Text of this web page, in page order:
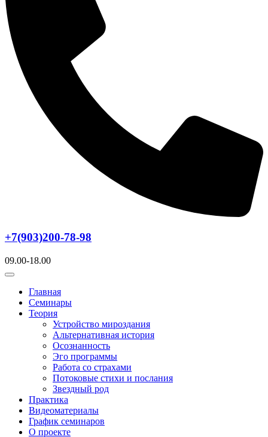
+7(903)200-78-98
09.00-18.00
Главная
Семинары
Теория
Устройство мироздания
Альтернативная история
Осознанность
Эго программы
Работа со страхами
Потоковые стихи и послания
Звездный род
Практика
Видеоматериалы
График семинаров
О проекте